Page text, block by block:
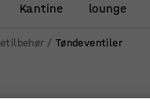
Kantine
lounge
Tøndeventiler